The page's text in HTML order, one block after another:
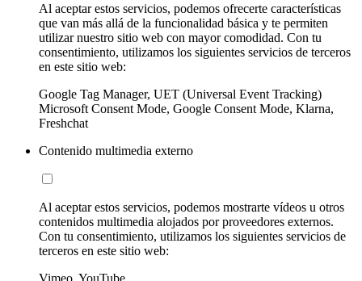
Al aceptar estos servicios, podemos ofrecerte características
que van más allá de la funcionalidad básica y te permiten
utilizar nuestro sitio web con mayor comodidad. Con tu
consentimiento, utilizamos los siguientes servicios de terceros
en este sitio web:
Google Tag Manager, UET (Universal Event Tracking)
Microsoft Consent Mode, Google Consent Mode, Klarna,
Freshchat
Contenido multimedia externo
Al aceptar estos servicios, podemos mostrarte vídeos u otros
contenidos multimedia alojados por proveedores externos.
Con tu consentimiento, utilizamos los siguientes servicios de
terceros en este sitio web:
Vimeo, YouTube